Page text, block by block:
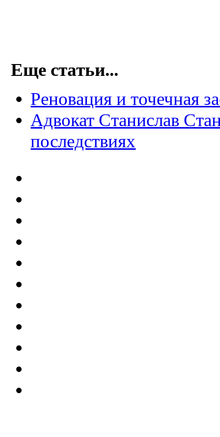
Еще статьи...
Реновация и точечная
Адвокат Станислав
последствиях